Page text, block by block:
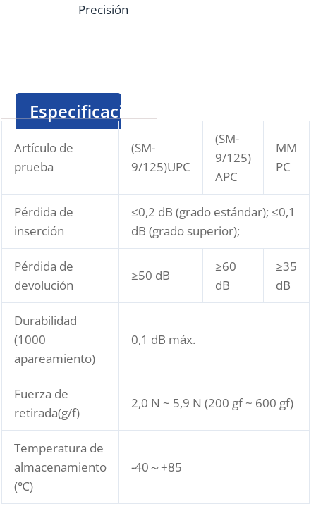
Precisión
Especificación
Artículo de
prueba
(SM-
9/125)UPC
(SM-
9/125)
APC
MM
PC
Pérdida de
inserción
≤0,2 dB (grado estándar); ≤0,1
dB (grado superior);
Pérdida de
devolución
≥50 dB
≥60
dB
≥35
dB
Durabilidad
(1000
apareamiento)
0,1 dB máx.
Fuerza de
retirada(g/f)
2,0 N ~ 5,9 N (200 gf ~ 600 gf)
Temperatura de
almacenamiento
(℃)
-40～+85